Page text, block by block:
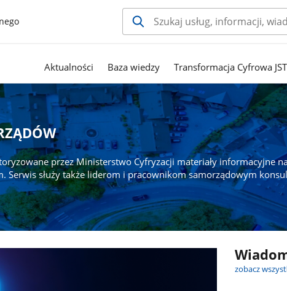
Aktualności Baza wiedzy Transformacja Cyfrowa JST
przez Ministerstwo Cyfryzacji materiały informacyjne
służy także liderom i pracownikom samorządowym
zobacz